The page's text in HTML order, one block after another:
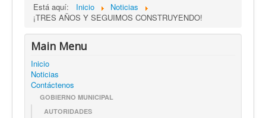
Está aquí: Inicio
Noticias
¡TRES AÑOS Y SEGUIMOS CONSTRUYENDO!
Main Menu
Inicio
Noticias
Contáctenos
GOBIERNO MUNICIPAL
AUTORIDADES